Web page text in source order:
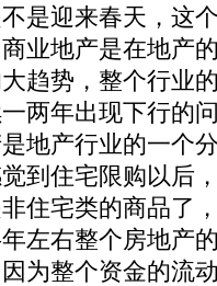
是迎来春天，这
业地产是在地产
趋势，整个行业
两年出现下行的
地产行业的一个
到住宅限购以后
住宅类的商品了
左右整个房地产
为整个资金的流